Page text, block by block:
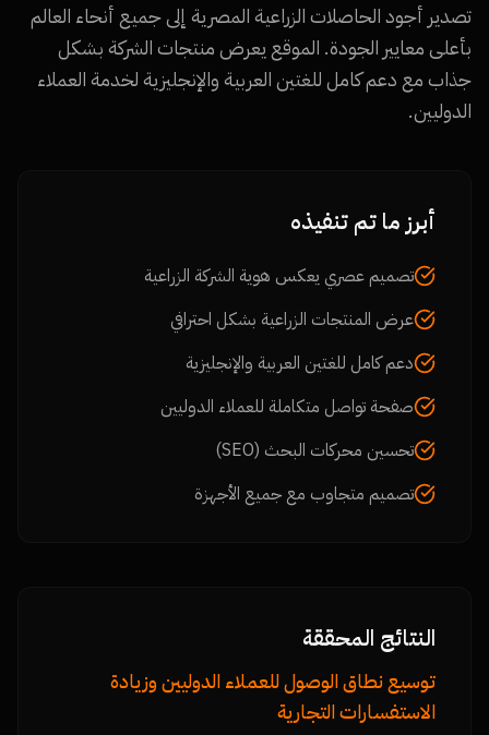
تصدير أجود الحاصلات الزراعية المصرية إلى جميع أنحاء العالم
بأعلى معايير الجودة. الموقع يعرض منتجات الشركة بشكل
جذاب مع دعم كامل للغتين العربية والإنجليزية لخدمة العملاء
الدوليين.
أبرز ما تم تنفيذه
تصميم عصري يعكس هوية الشركة الزراعية
عرض المنتجات الزراعية بشكل احترافي
دعم كامل للغتين العربية والإنجليزية
صفحة تواصل متكاملة للعملاء الدوليين
تحسين محركات البحث (SEO)
تصميم متجاوب مع جميع الأجهزة
النتائج المحققة
توسيع نطاق الوصول للعملاء الدوليين وزيادة
الاستفسارات التجارية